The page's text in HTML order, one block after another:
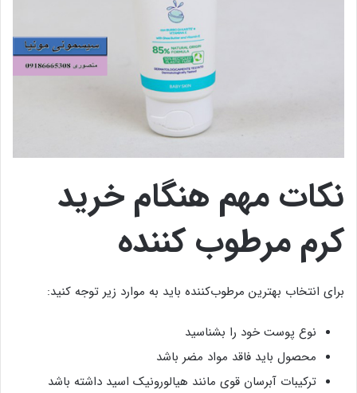
نکات مهم هنگام خرید
کرم مرطوب کننده
برای انتخاب بهترین مرطوب‌کننده باید به موارد زیر توجه کنید:
نوع پوست خود را بشناسید
محصول باید فاقد مواد مضر باشد
ترکیبات آبرسان قوی مانند هیالورونیک اسید داشته باشد